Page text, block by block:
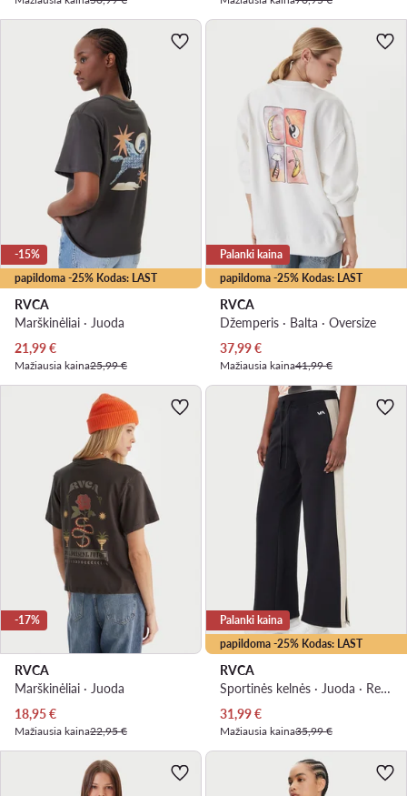
papildoma -25% Kodas: LAST
-15%
RVCA
Marškinėliai · Juoda
Dabartinė kaina
21,99€
Mažiausia kaina25,99 €
papildoma -25% Kodas: LAST
Palanki kaina
RVCA
Džemperis · Balta · Oversize
Dabartinė kaina
37,99€
Mažiausia kaina41,99 €
-17%
RVCA
Marškinėliai · Juoda
Dabartinė kaina
18,95€
Mažiausia kaina22,95 €
papildoma -25% Kodas: LAST
Palanki kaina
RVCA
Sportinės kelnės · Juoda · Relaxed Fit
Dabartinė kaina
31,99€
Mažiausia kaina35,99 €